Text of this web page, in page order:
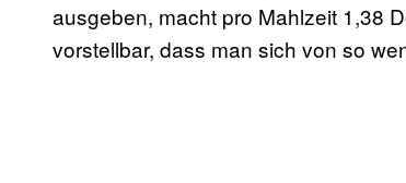
ausgeben, macht pro Mahlzeit 1,38
vorstellbar, dass man sich von so